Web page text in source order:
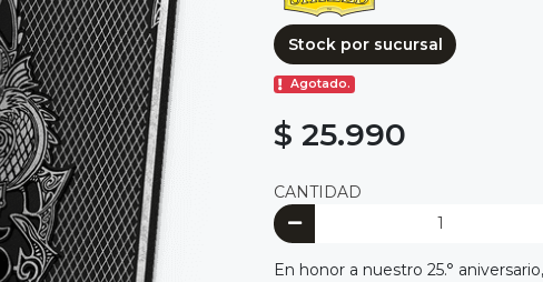
Stock por sucursal
Agotado.
$ 25.990
CANTIDAD
En honor a nuestro 25.°